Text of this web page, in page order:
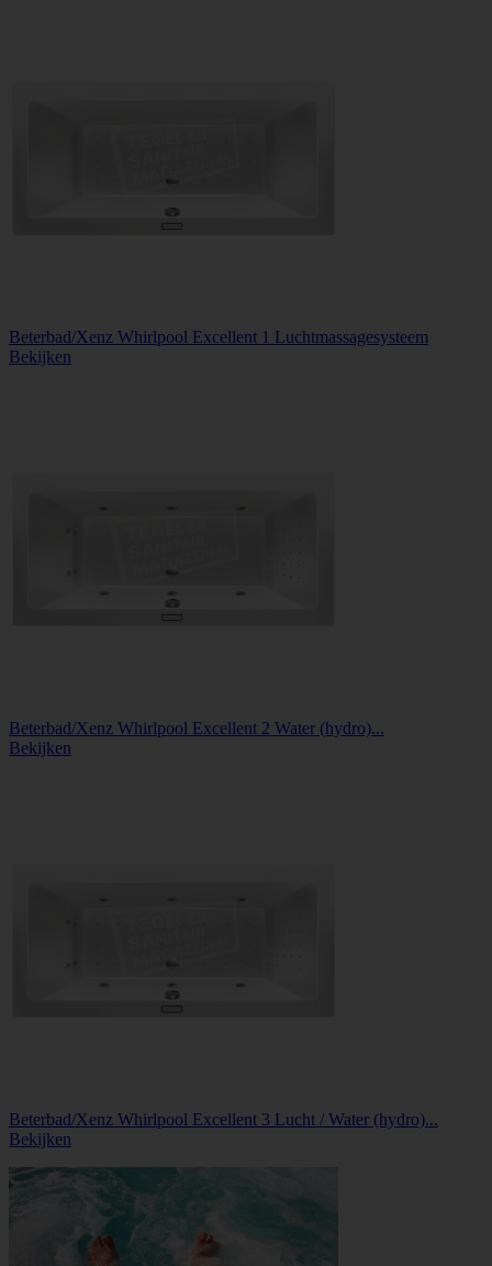
Beterbad/Xenz Whirlpool Excellent 1 Luchtmassagesysteem
Bekijken
Beterbad/Xenz Whirlpool Excellent 2 Water (hydro)...
Bekijken
Beterbad/Xenz Whirlpool Excellent 3 Lucht / Water (hydro)...
Bekijken